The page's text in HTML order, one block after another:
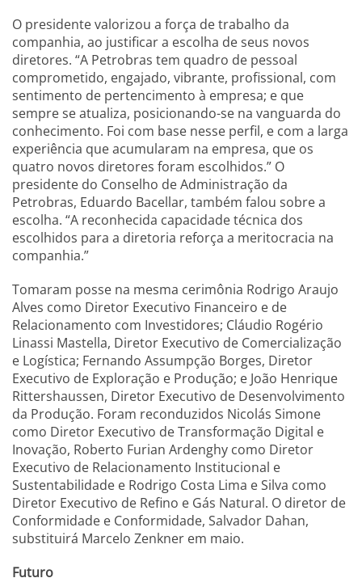
O presidente valorizou a força de trabalho da
companhia, ao justificar a escolha de seus novos
diretores. “A Petrobras tem quadro de pessoal
comprometido, engajado, vibrante, profissional, com
sentimento de pertencimento à empresa; e que
sempre se atualiza, posicionando-se na vanguarda do
conhecimento. Foi com base nesse perfil, e com a larga
experiência que acumularam na empresa, que os
quatro novos diretores foram escolhidos.” O
presidente do Conselho de Administração da
Petrobras, Eduardo Bacellar, também falou sobre a
escolha. “A reconhecida capacidade técnica dos
escolhidos para a diretoria reforça a meritocracia na
companhia.”
Tomaram posse na mesma cerimônia Rodrigo Araujo
Alves como Diretor Executivo Financeiro e de
Relacionamento com Investidores; Cláudio Rogério
Linassi Mastella, Diretor Executivo de Comercialização
e Logística; Fernando Assumpção Borges, Diretor
Executivo de Exploração e Produção; e João Henrique
Rittershaussen, Diretor Executivo de Desenvolvimento
da Produção. Foram reconduzidos Nicolás Simone
como Diretor Executivo de Transformação Digital e
Inovação, Roberto Furian Ardenghy como Diretor
Executivo de Relacionamento Institucional e
Sustentabilidade e Rodrigo Costa Lima e Silva como
Diretor Executivo de Refino e Gás Natural. O diretor de
Conformidade e Conformidade, Salvador Dahan,
substituirá Marcelo Zenkner em maio.
Futuro